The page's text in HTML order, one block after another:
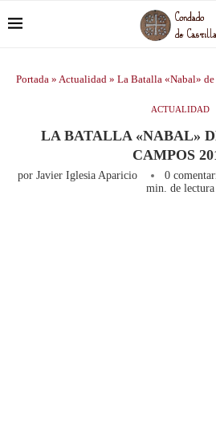
Portada » Actualidad » La Batalla «Nabal»
ACTUALIDAD
LA BATALLA «NABAL»
CAMPOS
por Javier Iglesia Aparicio 0
min. de lectura